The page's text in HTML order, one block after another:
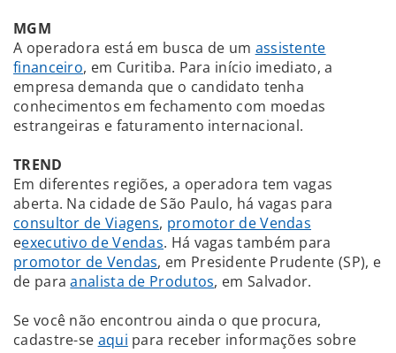
MGM
A operadora está em busca de um assistente
financeiro, em Curitiba. Para início imediato, a
empresa demanda que o candidato tenha
conhecimentos em fechamento com moedas
estrangeiras e faturamento internacional.
TREND
Em diferentes regiões, a operadora tem vagas
aberta. Na cidade de São Paulo, há vagas para
consultor de Viagens, promotor de Vendas
eexecutivo de Vendas. Há vagas também para
promotor de Vendas, em Presidente Prudente (SP), e
de paraanalista de Produtos, em Salvador.
Se você não encontrou ainda o que procura,
cadastre-se aqui para receber informações sobre